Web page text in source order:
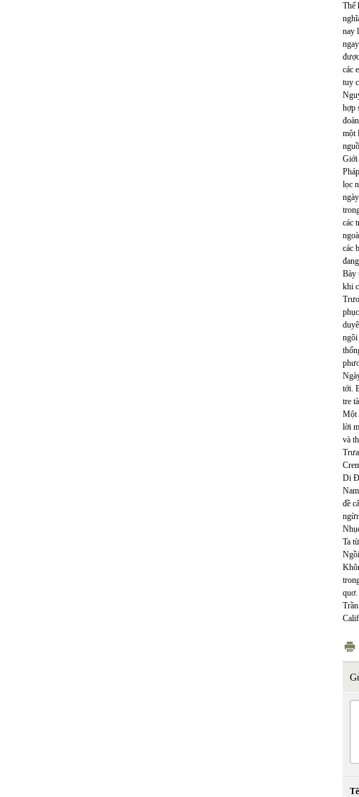
Thế
nay
các
tuy
hợp
một
Giới
lọc
các
các
Bày
khi
ngôi
tới.
tre
Một
lời
và
Di
đề
Ta
quơ.